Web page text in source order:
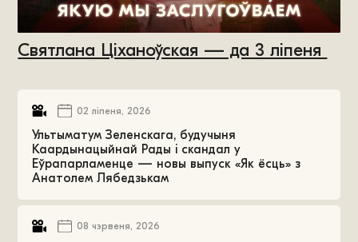
Святлана Ціханоўская — да 3 ліпеня
02 ліпеня, 2026
Ультыматум Зеленскага, будучыня
Каардынацыйнай Рады і скандал у
Еўрапарламенце — новы выпуск «Як ёсць» з
Анатолем Лябедзькам
08 чэрвеня, 2026